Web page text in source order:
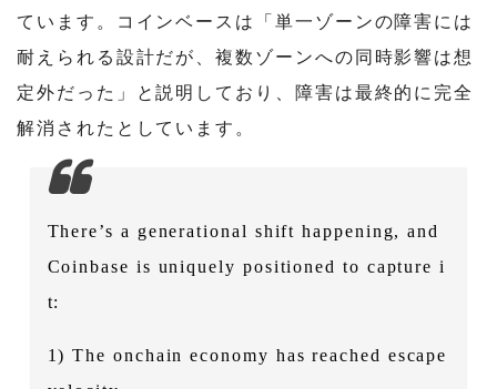
ています。コインベースは「単一ゾーンの障害には
耐えられる設計だが、複数ゾーンへの同時影響は想
定外だった」と説明しており、障害は最終的に完全
解消されたとしています。
There’s a generational shift happening, and
Coinbase is uniquely positioned to capture i
t:
1) The onchain economy has reached escape